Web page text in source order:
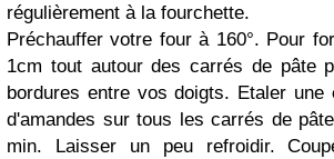
régulièrement à la fourchette.
Préchauffer votre four à 160°. Pour
1cm tout autour des carrés de pâte
bordures entre vos doigts. Etaler une
d'amandes sur tous les carrés de
min. Laisser un peu refroidir.